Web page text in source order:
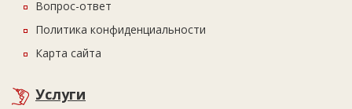
Вопрос-ответ
Политика конфиденциальности
Карта сайта
Услуги